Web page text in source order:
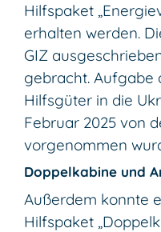
Hilfspaket
erhalten werden.
GIZ
gebracht. Aufgabe
Hilfsgüter in die
Februar 2025 von
vorgenommen
Doppelkabine und
Außerdem konnte
Hilfspaket